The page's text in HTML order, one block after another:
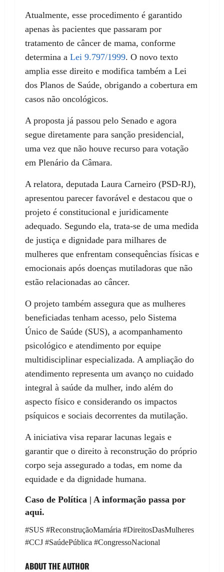
Atualmente, esse procedimento é garantido
apenas às pacientes que passaram por
tratamento de câncer de mama, conforme
determina a Lei 9.797/1999. O novo texto
amplia esse direito e modifica também a Lei
dos Planos de Saúde, obrigando a cobertura em
casos não oncológicos.
A proposta já passou pelo Senado e agora
segue diretamente para sanção presidencial,
uma vez que não houve recurso para votação
em Plenário da Câmara.
A relatora, deputada Laura Carneiro (PSD-RJ),
apresentou parecer favorável e destacou que o
projeto é constitucional e juridicamente
adequado. Segundo ela, trata-se de uma medida
de justiça e dignidade para milhares de
mulheres que enfrentam consequências físicas e
emocionais após doenças mutiladoras que não
estão relacionadas ao câncer.
O projeto também assegura que as mulheres
beneficiadas tenham acesso, pelo Sistema
Único de Saúde (SUS), a acompanhamento
psicológico e atendimento por equipe
multidisciplinar especializada. A ampliação do
atendimento representa um avanço no cuidado
integral à saúde da mulher, indo além do
aspecto físico e considerando os impactos
psíquicos e sociais decorrentes da mutilação.
A iniciativa visa reparar lacunas legais e
garantir que o direito à reconstrução do próprio
corpo seja assegurado a todas, em nome da
equidade e da dignidade humana.
Caso de Política | A informação passa por
aqui.
#SUS #ReconstruçãoMamária #DireitosDasMulheres
#CCJ #SaúdePública #CongressoNacional
ABOUT THE AUTHOR